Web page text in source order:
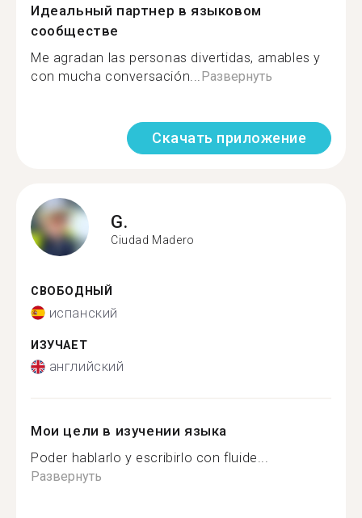
Идеальный партнер в языковом
сообществе
Me agradan las personas divertidas, amables y
con mucha conversación...Развернуть
Скачать приложение
G.
Ciudad Madero
СВОБОДНЫЙ
испанский
ИЗУЧАЕТ
английский
Мои цели в изучении языка
Poder hablarlo y escribirlo con fluide...
Развернуть